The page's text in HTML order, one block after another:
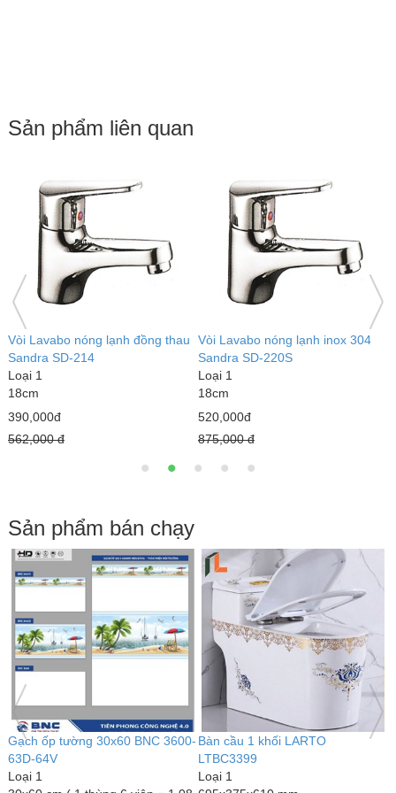
Sản phẩm liên quan
Vòi Lavabo nóng lạnh inox 304
Sandra SD-219S
Loại 1
18cm
690,000đ
1,225,000 đ
Vòi Lavabo nóng lạnh inox 304
Sandra SD-217S
Loại 1
18cm
690,000đ
1,300,000 đ
Sản phẩm bán chạy
Bàn cầu 1 khối kim cương
LARTO LTBC3339
Bàn cầu 1 khối LARTO
LTBC3389